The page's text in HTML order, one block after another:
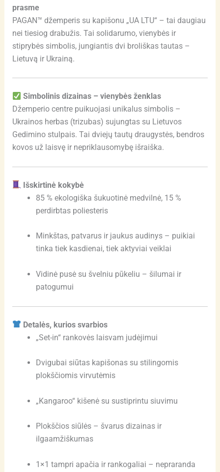
prasme
PAGAN™ džemperis su kapišonu „UA LTU“ – tai daugiau
nei tiesiog drabužis. Tai solidarumo, vienybės ir
stiprybės simbolis, jungiantis dvi broliškas tautas –
Lietuvą ir Ukrainą.
Simbolinis dizainas – vienybės ženklas
Džemperio centre puikuojasi unikalus simbolis –
Ukrainos herbas (trizubas) sujungtas su Lietuvos
Gedimino stulpais. Tai dviejų tautų draugystės, bendros
kovos už laisvę ir nepriklausomybę išraiška.
Išskirtinė kokybė
85 % ekologiška šukuotinė medvilnė, 15 %
perdirbtas poliesteris
Minkštas, patvarus ir jaukus audinys – puikiai
tinka tiek kasdienai, tiek aktyviai veiklai
Vidinė pusė su švelniu pūkeliu – šilumai ir
patogumui
Detalės, kurios svarbios
„Set-in“ rankovės laisvam judėjimui
Dvigubai siūtas kapišonas su stilingomis
plokščiomis virvutėmis
„Kangaroo“ kišenė su sustiprintu siuvimu
Plokščios siūlės – švarus dizainas ir
ilgaamžiškumas
1×1 tampri apačia ir rankogaliai – nepraranda